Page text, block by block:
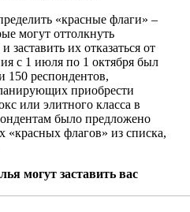
«красные флаги» –
могут оттолкнуть
их отказаться от
с 1 июля по 1 октября был
150 респондентов,
приобрести
или элитного класса в
было предложено
«красных флагов» из списка,
могут заставить вас